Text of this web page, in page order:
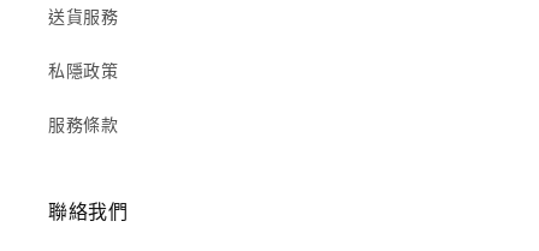
送貨服務
私隱政策
服務條款
聯絡我們